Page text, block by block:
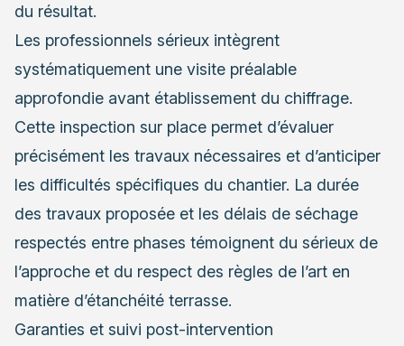
du résultat.
Les professionnels sérieux intègrent
systématiquement une visite préalable
approfondie avant établissement du chiffrage.
Cette inspection sur place permet d’évaluer
précisément les travaux nécessaires et d’anticiper
les difficultés spécifiques du chantier. La durée
des travaux proposée et les délais de séchage
respectés entre phases témoignent du sérieux de
l’approche et du respect des règles de l’art en
matière d’étanchéité terrasse.
Garanties et suivi post-intervention